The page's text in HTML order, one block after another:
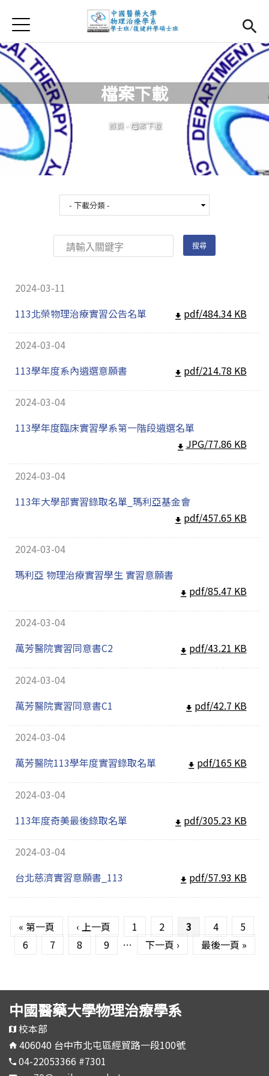
首頁
首頁
最新消息
Open
系所簡介
師資團隊
Open
課程資訊
相關辦法
Open
系友回娘家
English
Jump to Navigation
Jump to Main content
檔案下載
您在這裡
首頁 - 檔案下載
2024-03-11
113北榮物理治療實習公告名單
pdf/484.34 KB
2024-03-04
113學年度系內遴選意願書
pdf/214.78 KB
2024-03-04
113學年度臨床實習學系第一階段遴選名單
JPG/77.86 KB
2024-03-04
113年大學部實習錄取名單_瑪利亞基金會
pdf/457.65 KB
2024-03-04
瑪利亞 物理治療實習學生 實習意願書
pdf/85.47 KB
2024-03-04
萬芳醫院實習同意書C2
pdf/43.21 KB
2024-03-04
萬芳醫院實習同意書C1
pdf/42.7 KB
2024-03-04
萬芳醫院113學年度實習錄取名單
pdf/165 KB
2024-03-04
113年度奇美最後錄取名單
pdf/305.23 KB
2024-03-04
台北慈濟實習意願書_113
pdf/57.93 KB
« 第一頁 ‹ 上一頁 1 2 3 4
5
6
7 8 9 … 下一頁 › 最後一頁 »
中國醫藥大學物理治療學系
校本部
406040 台中市北屯區經貿路一段100號
04-22053366 #7301